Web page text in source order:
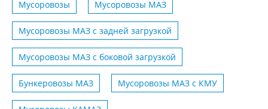
Мусоровозы Мусоровозы МАЗ
Мусоровозы МАЗ с задней загрузкой
Мусоровозы МАЗ с боковой загрузкой
Бункеровозы МАЗ Мусоровозы МАЗ с КМУ